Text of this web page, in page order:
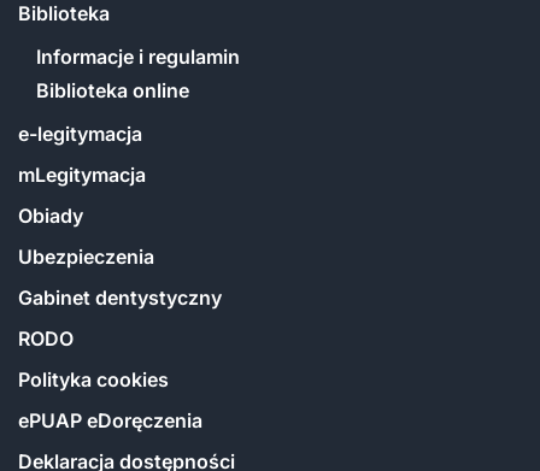
Biblioteka
Informacje i regulamin
Biblioteka online
e-legitymacja
mLegitymacja
Obiady
Ubezpieczenia
Gabinet dentystyczny
RODO
Polityka cookies
ePUAP eDoręczenia
Deklaracja dostępności